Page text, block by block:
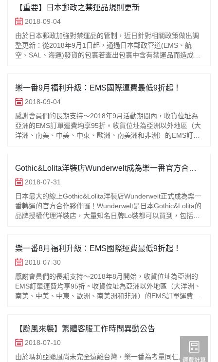
【重要】日本郵政之禁運品規則更新
2018-09-04
由於日本郵政加強對禁運品的管制，近日針對相關政策做出調
整更新：從2018年9月1日起，通過日本郵政管道(EMS、航
空、SAL、海運)發貨的包裹若查出包裹中含有禁運品而造成退
樂一番9月福利升級：EMS國際運費最低9折起！
2018-09-04
感謝會員們的長期支持～2018年9月活動期間內，收貨位址為
亞洲的EMS訂單運費均享95折。收貨位址為亞洲以外地區（大
洋洲、南美、中美、中東、歐洲、南美洲和非洲）的EMS訂單
Gothic&Lolita洋裝店Wunderwelt成為樂一番官方合作
夥伴！樂一番會員享3%積分回饋！
2018-07-31
日本最大的線上Gothic&Lolita洋裝店Wunderwelt正式成為樂一
番轉運的官方合作夥伴囉！Wunderwelt是日本Gothic&Lolita的
品牌授權代理洋裝店，大量知名日牌Lo裝都可以買到，包括
樂一番8月福利升級：EMS國際運費最低9折起！
2018-07-30
感謝會員們的長期支持～2018年8月開始，收貨位址為亞洲的
EMS訂單運費均享95折。收貨位址為亞洲以外地區（大洋洲、
南美、中美、中東、歐洲、南美洲和非洲）的EMS訂單運費全
【颱風來襲】繁體客服工作時間異動公告
2018-07-10
由於瑪莉亞颱風尚未完全遠離台灣，樂一番為考量同仁人身安